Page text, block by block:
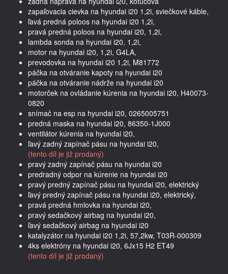
zapaľovacia cievka na hyundai i20 1,2i, sviečkové káble,
ľavá predná poloos na hyundai i20 1,2i,
pravá predná poloos na hyundai i20, 1,2i,
lambda sonda na hyundai i20, 1,2i,
motor na hyundai i20, 1,2i, G4LA,
prevodovka na hyundai i20 1,2i, M81772
páčka na otváranie kapoty na hyundai i20
páčka na otváranie nádrže na hyundai i20
motorček na ovládanie kúrenia na hyundai i20, H40073-
0820
snímač na esp na hyundai i20, 0265005751
predná maska na hyundai i20, 86350-1J000
ventilátor kúrenia na hyundai i20,
ľavý zadný zapínač pásu na hyundai i20,
(tento díl je již prodaný)
pravý zadný zapínač pásu na hyundai i20
predradný odpor na kúrenie na hyundai i20
pravý predný zapínač pásu na hyundai i20, elektrický
ľavý predný zapínač pásu na hyundai i20, elektrický,
pravá predná hmlovka na hyundai i20,
pravý sedačkový airbag na hyundai i20,
ľavý sedačkový airbag na hyundai i20
katalyzátor na hyundai i20 1,2i, 57,2kw, T03R-000309
4ks elektróny na hyundai i20, 6Jx15 H2 ET49
(tento díl je již prodaný)